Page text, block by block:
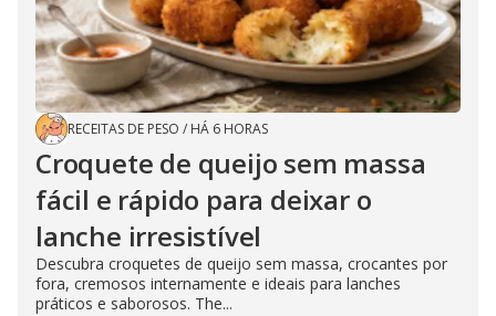
RECEITAS DE PESO / HÁ 6 HORAS
Croquete de queijo sem massa
fácil e rápido para deixar o
lanche irresistível
Descubra croquetes de queijo sem massa, crocantes por
fora, cremosos internamente e ideais para lanches
práticos e saborosos. The...